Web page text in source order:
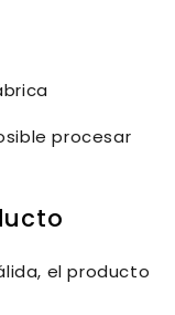
procesar
el producto